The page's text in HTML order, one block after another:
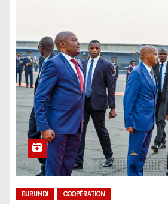
BURUNDI COOPÉRATION